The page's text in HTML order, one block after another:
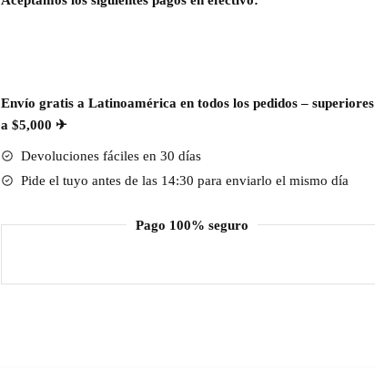
Acabado
Envío gratis a Latinoamérica en todos los pedidos – superiores
a $5,000 ✈︎
Devoluciones fáciles en 30 días
Pide el tuyo antes de las 14:30 para enviarlo el mismo día
Pago 100% seguro